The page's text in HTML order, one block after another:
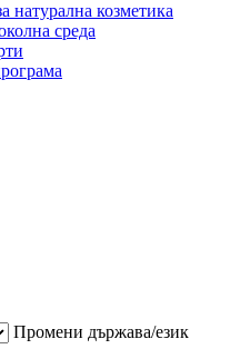
натурална козметика
среда
Промени държава/език